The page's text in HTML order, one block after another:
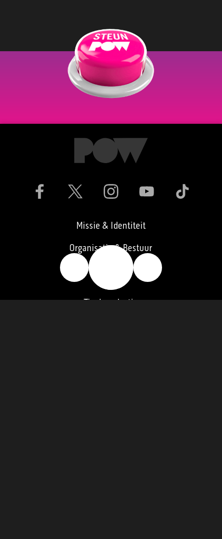
Missie & Identiteit
Organisatie & Bestuur
Tip de redactie